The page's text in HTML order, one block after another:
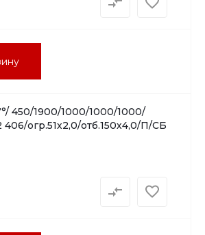
450/1900/1000/1000/1000/
огр.51х2,0/отб.150х4,0/П/СБ